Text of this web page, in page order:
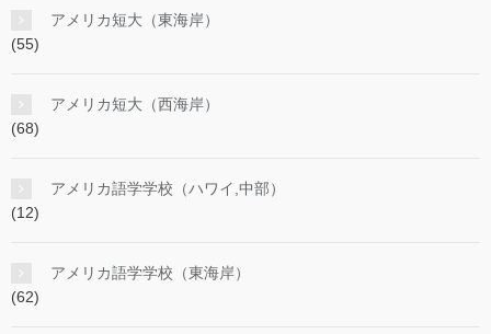
アメリカ短大（東海岸）
(55)
アメリカ短大（西海岸）
(68)
アメリカ語学学校（ハワイ,中部）
(12)
アメリカ語学学校（東海岸）
(62)